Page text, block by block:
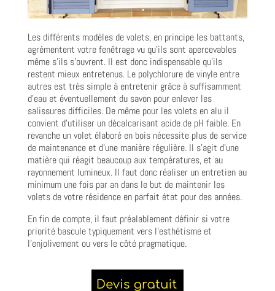
Les différents modèles de volets, en principe les battants,
agrémentent votre fenêtrage vu qu’ils sont apercevables
même s’ils s’ouvrent. Il est donc indispensable qu’ils
restent mieux entretenus. Le polychlorure de vinyle entre
autres est très simple à entretenir grâce à suffisamment
d’eau et éventuellement du savon pour enlever les
salissures difficiles. De même pour les volets en alu il
convient d’utiliser un décalcarisant acide de pH faible. En
revanche un volet élaboré en bois nécessite plus de service
de maintenance et d’une manière régulière. Il s’agit d’une
matière qui réagit beaucoup aux températures, et au
rayonnement lumineux. Il faut donc réaliser un entretien au
minimum une fois par an dans le but de maintenir les
volets de votre résidence en parfait état pour des années.
En fin de compte, il faut préalablement définir si votre
priorité bascule typiquement vers l’esthétisme et
l’enjolivement ou vers le côté pragmatique.